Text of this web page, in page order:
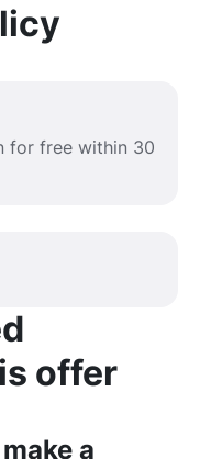
for free within 30
offer
a